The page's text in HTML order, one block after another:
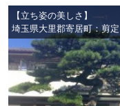
【立ち姿の美しさ】
埼玉県大里郡寄居町：剪定